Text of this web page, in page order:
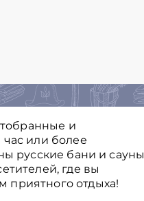
и
или более
русские бани и сауны
где вы
отдыха!